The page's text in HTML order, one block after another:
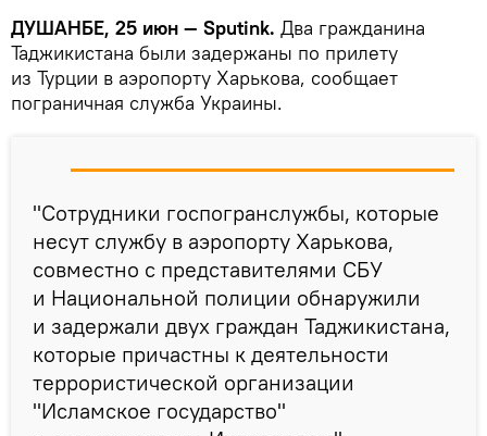
ДУШАНБЕ, 25 июн — Sputink. Два гражданина
Таджикистана были задержаны по прилету
из Турции в аэропорту Харькова, сообщает
пограничная служба Украины.
"Сотрудники госпогранслужбы, которые
несут службу в аэропорту Харькова,
совместно с представителями СБУ
и Национальной полиции обнаружили
и задержали двух граждан Таджикистана,
которые причастны к деятельности
террористической организации
"Исламское государство"